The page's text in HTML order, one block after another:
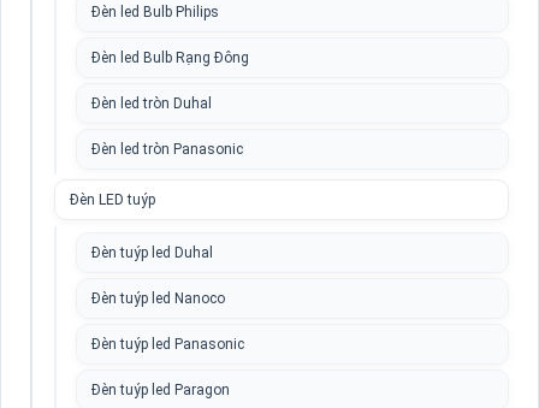
Đèn led Bulb Philips
Đèn led Bulb Rạng Đông
Đèn led tròn Duhal
Đèn led tròn Panasonic
Đèn LED tuýp
Đèn tuýp led Duhal
Đèn tuýp led Nanoco
Đèn tuýp led Panasonic
Đèn tuýp led Paragon